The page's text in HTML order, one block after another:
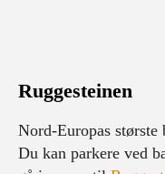
Ruggesteinen
Nord-Europas
Du kan parkere ved